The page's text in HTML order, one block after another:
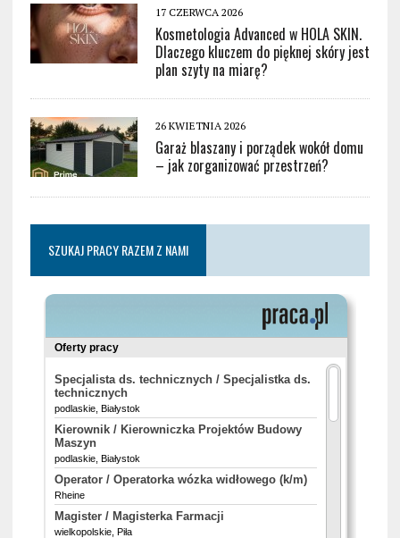
17 CZERWCA 2026
Kosmetologia Advanced w HOLA SKIN.
Dlaczego kluczem do pięknej skóry jest
plan szyty na miarę?
26 KWIETNIA 2026
Garaż blaszany i porządek wokół domu
– jak zorganizować przestrzeń?
SZUKAJ PRACY RAZEM Z NAMI